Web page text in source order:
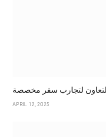
لتجارب سفر مخصصة
APRIL 12, 2025